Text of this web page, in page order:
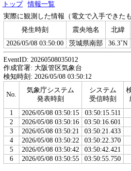
トップ
情報一覧
実際に観測した情報（電文で入手できた
発生時刻
震央地名 北緯
2026/05/08 03:50:00
茨城県南部 36.3˚N
EventID: 20260508035012
作成官署: 大阪管区気象台
検知時刻: 2026/05/08 03:50:12
No.
気象庁システム
発表時刻
システム
受信時刻
1
2026/05/08 03:50:15 03:50:15.511
2
2026/05/08 03:50:16 03:50:16.601
3
2026/05/08 03:50:21 03:50:21.433
4
2026/05/08 03:50:22 03:50:22.370
5
2026/05/08 03:50:42 03:50:42.421
6
2026/05/08 03:50:55 03:50:55.750